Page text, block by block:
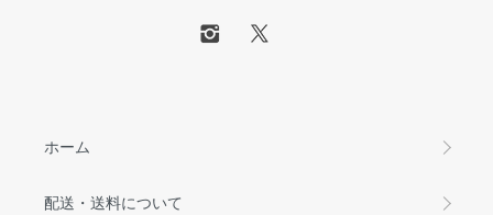
ホーム
配送・送料について